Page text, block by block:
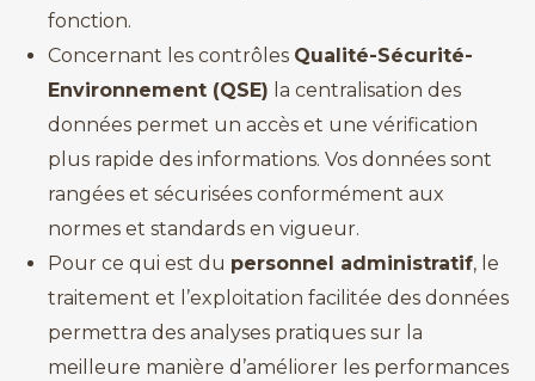
fonction.
Concernant les contrôles Qualité-Sécurité-
Environnement (QSE) la centralisation des
données permet un accès et une vérification
plus rapide des informations. Vos données sont
rangées et sécurisées conformément aux
normes et standards en vigueur.
Pour ce qui est du personnel administratif, le
traitement et l’exploitation facilitée des données
permettra des analyses pratiques sur la
meilleure manière d’améliorer les performances